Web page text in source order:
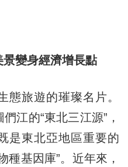
變身經濟增長點
旅遊的璀璨名片。
江的“東北三江源”，
是東北亞地區重要的
種基因庫”。近年來，